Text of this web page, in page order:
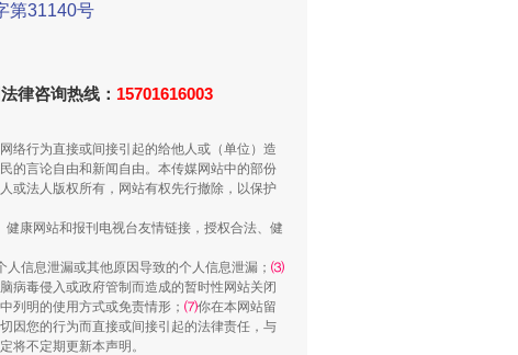
“神药”背后的真相
第31140号
律咨询热线： 15701616003
络行为直接或间接引起的给他人或（单位）造
的言论自由和新闻自由。本传媒网站中的部份
或法人版权所有，网站有权先行撤除，以保护
康网站和报刊电视台友情链接，授权合法、健
人信息泄漏或其他原因导致的个人信息泄漏； ⑶
病毒侵入或政府管制而造成的暂时性网站关闭
列明的使用方式或免责情形； ⑺你在本网站留
因您的行为而直接或间接引起的法律责任，与
将不定期更新本声明。